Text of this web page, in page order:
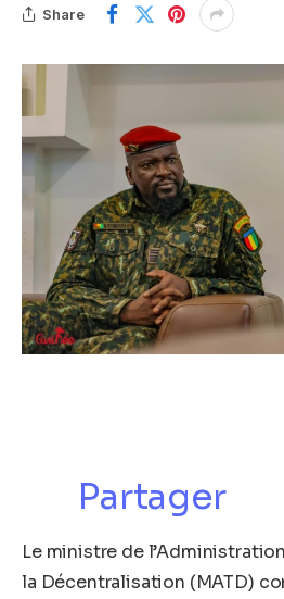
Share
Partager
Le ministre de
la Décentralisation (MATD)